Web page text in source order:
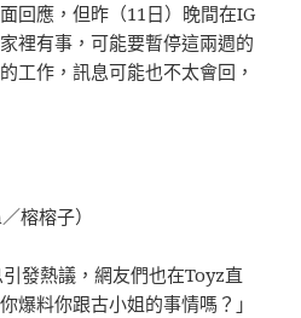
回應，但昨（11日）晚間在IG
裡有事，可能要暫停這兩週的
工作，訊息可能也不太會回，
榕榕子）
發熱議，網友們也在Toyz直
爆料你跟古小姐的事情嗎？」